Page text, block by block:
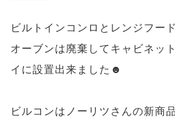
ビルトインコンロとレンジフー
オーブンは廃棄してキャビネッ
イに設置出来ました☻
ビルコンはノーリツさんの新商